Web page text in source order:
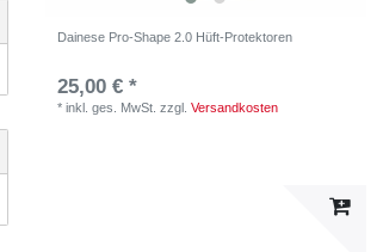
Dainese Pro-Shape 2.0 Hüft-Protektoren
25,00 € *
*inkl. ges. MwSt. zzgl.Versandkosten